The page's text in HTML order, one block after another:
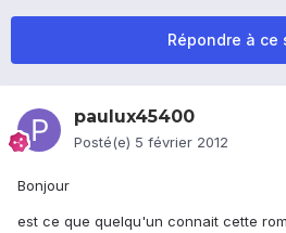
Répondre à ce
paulux45400
Posté(e) 5 février 2012
Bonjour
est ce que quelqu'un connait cette rom